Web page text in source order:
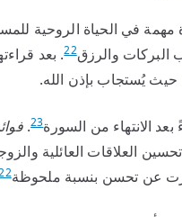
مهمة في الحياة الروحية
البركات والرزق22. بعد
حيث يُستجاب بإذن الله.
بعد الانتهاء من السورة23
.
العلاقات العائلية